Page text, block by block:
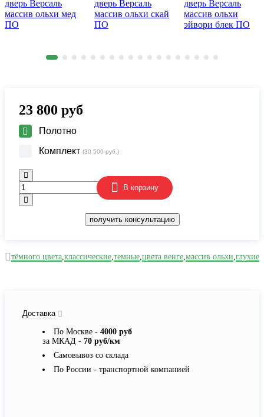
23 800 руб
Полотно
Комплект (30 500 руб.)
В корзину
получить консультацию
тёмного цвета,классические,темные,цвета венге,массив ольхи,глухие
Доставка
По Москве - 4000 руб
за МКАД - 70 руб/км
Самовывоз со склада
По России - транспортной компанией